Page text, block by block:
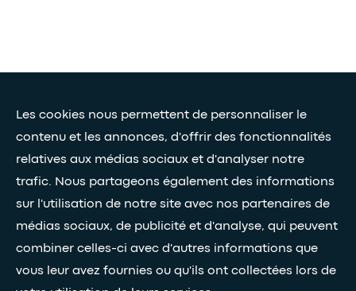
Les cookies nous permettent de personnaliser le
contenu et les annonces, d'offrir des fonctionnalités
relatives aux médias sociaux et d'analyser notre
trafic. Nous partageons également des informations
sur l'utilisation de notre site avec nos partenaires de
médias sociaux, de publicité et d'analyse, qui peuvent
combiner celles-ci avec d'autres informations que
vous leur avez fournies ou qu'ils ont collectées lors de